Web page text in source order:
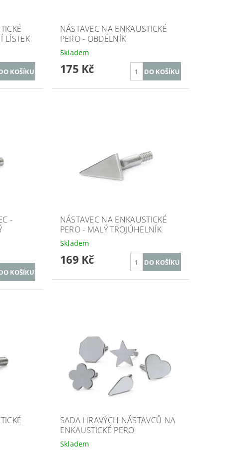
LÍSTEK
NÁSTAVEC NA ENKAUSTICKÉ
PERO - OBDÉLNÍK
Skladem
175 Kč
-
NÁSTAVEC NA ENKAUSTICKÉ
PERO - MALÝ TROJÚHELNÍK
Skladem
169 Kč
SADA HRAVÝCH NÁSTAVCŮ NA
ENKAUSTICKÉ PERO
Skladem